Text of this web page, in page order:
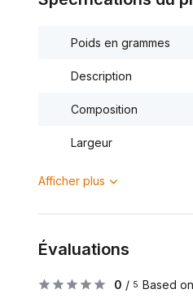
Poids en grammes
Description
Composition
Largeur
Afficher plus
Évaluations
0 / 5 Based